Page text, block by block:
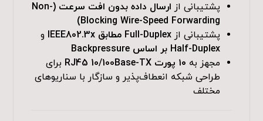
پشتیبانی از
ارسال داده بدون افت سرعت (Non-
Blocking Wire-Speed Forwarding)
پشتیبانی ازFull-Duplex مطابق IEEE802.3x
و
Half-Duplex بر اساس Backpressure
مجهز به ۱۰ پورت RJ45 10/100Base-TX
برای
طراحی شبکه انعطاف‌پذیر و سازگار با سناریوهای
مختلف